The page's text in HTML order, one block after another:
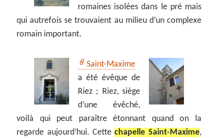
romaines isolées dans le pré mais
qui autrefois se trouvaient au milieu d’un complexe
romain important.
Saint-Maxime
a été évêque de
Riez ; Riez, siège
d’une évêché,
voilà qui peut paraître étonnant quand on la
regarde aujourd’hui. Cettechapelle Saint-Maxime,